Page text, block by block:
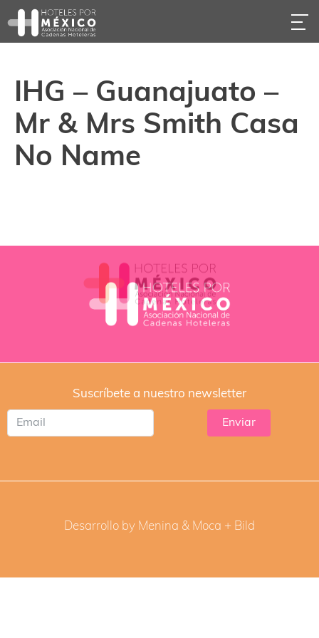
IHG – Guanajuato –
Mr & Mrs Smith Casa
No Name
Suscríbete a nuestro newsletter
Desarrollo by Menina & Moca + Bild